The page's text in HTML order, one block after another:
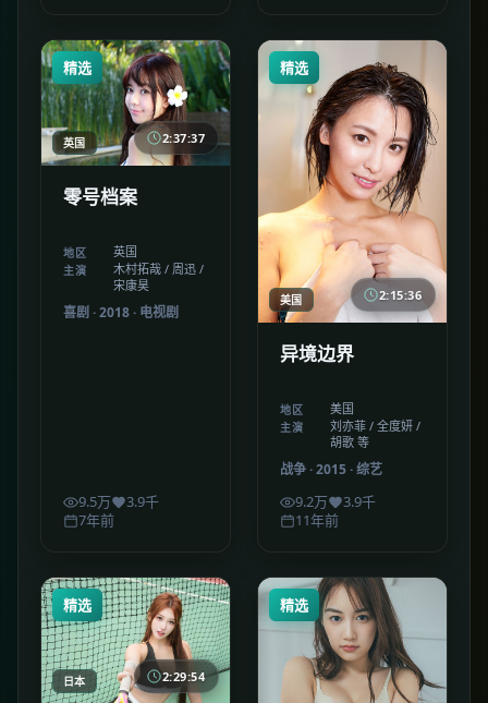
精选
英国 2:37:37
零号档案
地区 英国
主演
木村拓哉 / 周迅 /
宋康昊
喜剧 ·2018 · 电视剧
9.5万
3.9千
7年前
精选
美国 2:15:36
异境边界
地区 美国
主演
刘亦菲 / 全度妍 /
胡歌 等
战争 ·2015 ·综艺
9.2万
3.9千
11年前
精选
日本 2:29:54
精选